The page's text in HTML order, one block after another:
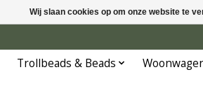
Trollbeads & Beads
Wij slaan cookies op om onze website te